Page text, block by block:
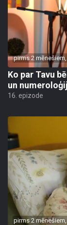
pirms 2
Ko par Tavu
un
16. epizode
pirms 2